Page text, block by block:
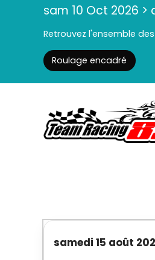
sam 10 Oct 2026 >
Retrouvez l'ensemble
Roulage encadré
samedi 15 août